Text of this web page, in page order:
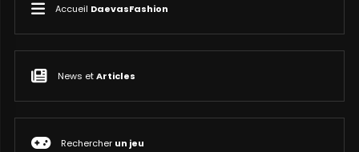
Accueil DaevasFashion
News etArticles
Rechercher un jeu